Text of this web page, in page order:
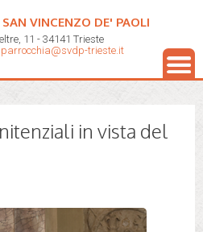
VINCENZO DE' PAOLI
11 - 34141 Trieste
parrocchia@svdp-trieste.it
in vista del